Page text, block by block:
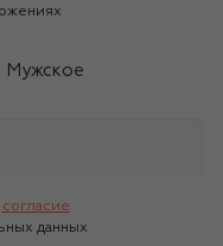
Мужское
согласие
данных